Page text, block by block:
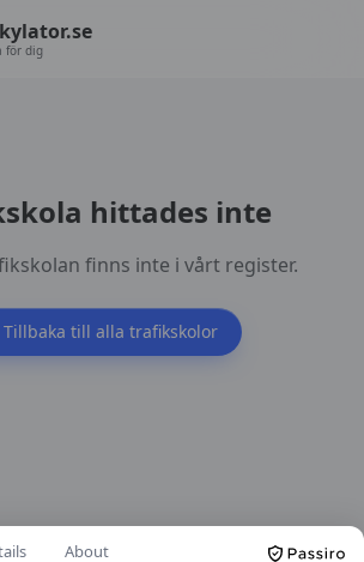
för dig
hittades inte
finns inte i vårt register.
Tillbaka till alla trafikskolor
About